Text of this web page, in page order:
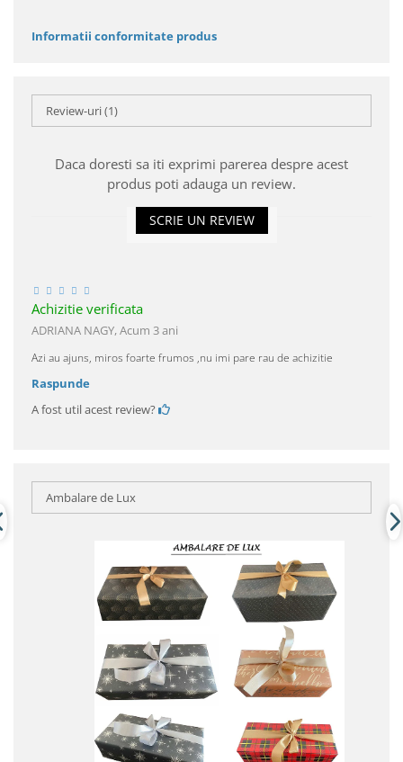
Informatii conformitate produs
Review-uri(1)
Daca doresti sa iti exprimi parerea despre acest
produs poti adauga un review.
SCRIE UN REVIEW
Achizitie verificata
ADRIANA NAGY,Acum 3 ani
Azi au ajuns, miros foarte frumos ,nu imi pare rau de achizitie
Raspunde
A fost util acest review?
Ambalare de Lux